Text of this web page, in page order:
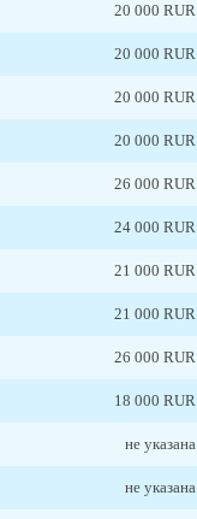
20 000 RUR
20 000 RUR
20 000 RUR
20 000 RUR
26 000 RUR
24 000 RUR
21 000 RUR
21 000 RUR
26 000 RUR
18 000 RUR
не указана
не указана